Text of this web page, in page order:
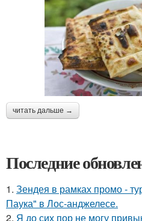
читать дальше →
Последние
1. Зендея в рамках промо -
Паука" в Лос-анджелесе.
2. Я до сих пор не могу